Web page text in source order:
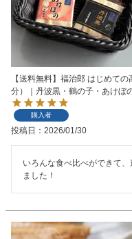
【送料無料】福治郎 はじめて
分）｜丹波黒・鶴の子・あけぼ
購入者
投稿日 2026/01/30
いろんな食べ比べができて
ました！